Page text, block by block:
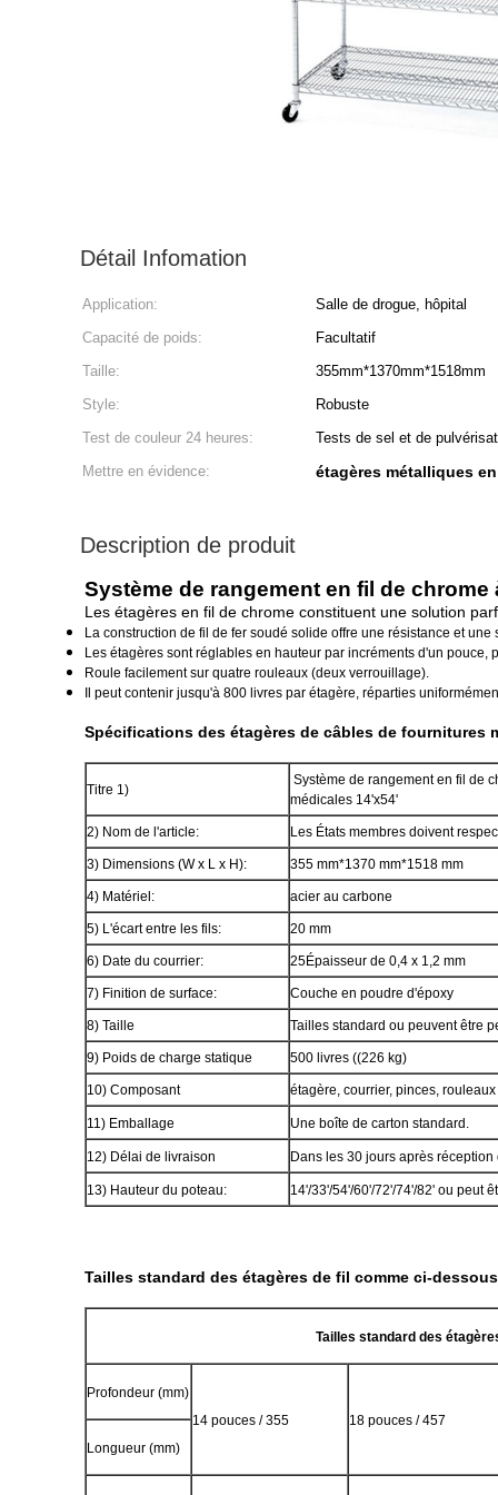
Détail Infomation
Application:
Salle de drogue, hôpital
Capacité de poids:
Facultatif
Taille:
355mm*1370mm*1518mm
Style:
Robuste
Test de couleur 24 heures:
Tests de sel et de
Mettre en évidence:
étagères métalliques
Description de produit
Système de rangement en fil de
Les étagères en fil de chrome constituent une solution
La construction de fil de fer soudé solide offre une résistance et
Les étagères sont réglables en hauteur par incréments d'un pouce,
Roule facilement sur quatre rouleaux (deux verrouillage).
Il peut contenir jusqu'à 800 livres par étagère, réparties
Spécifications des étagères de câbles de fournitures
Titre 1)
Système de rangement en fil de
médicales 14'x54'
2) Nom de l'article: Les États membres doivent
3) Dimensions (W x L x H): 355 mm*1370 mm*1518 mm
4) Matériel: acier au carbone
5) L'écart entre les fils: 20 mm
6) Date du courrier: 25Épaisseur de 0,4 x 1,2 mm
7) Finition de surface: Couche en poudre d'époxy
8) Taille Tailles standard ou peuvent être
9) Poids de charge statique 500 livres ((226 kg)
10) Composant étagère, courrier, pinces, rouleaux
11) Emballage Une boîte de carton standard.
12) Délai de livraison Dans les 30 jours après réception
13) Hauteur du poteau: 14'/33'/54'/60'/72'/74'/82' ou peut
Tailles standard des étagères de fil comme ci-
Tailles standard des
Profondeur (mm)
14 pouces / 355
18 pouces / 457
Longueur (mm)